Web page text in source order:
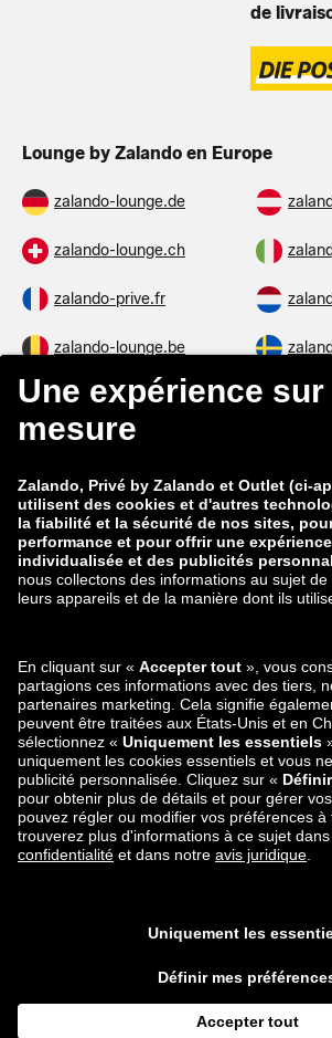
de
Lounge by Zalando en Europe
zalando-lounge.de
zalando-lounge.ch
zalando-prive.fr
zalando-lounge.be
zalando-lounge.fi
zalando-lounge.co.uk
zalando-prive.es
zalando-lounge.lt
zalando-lounge.ro
zalando-lounge.lu
zalando-lounge.lv
Retrouvez-nous
aussi sur
prix de vente conseillé